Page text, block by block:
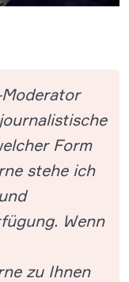
Form
stehe ich
Wenn
zu Ihnen